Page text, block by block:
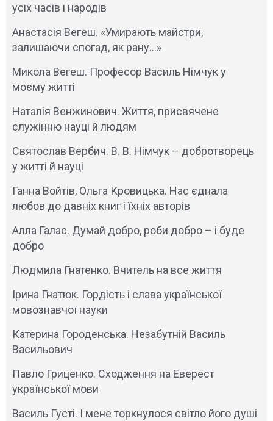
усіх часів і народів
Анастасія Вегеш. «Умирають майстри,
залишаючи спогад, як рану…»
Микола Вегеш. Професор Василь Німчук у
моєму житті
Наталія Венжинович. Життя, присвячене
служінню науці й людям
Святослав Вербич. В. В. Німчук – добротворець
у житті й науці
Ганна Войтів, Ольга Кровицька. Нас єднала
любов до давніх книг і їхніх авторів
Алла Галас. Думай добро, роби добро – і буде
добро
Людмила Гнатенко. Вчитель на все життя
Ірина Гнатюк. Гордість і слава української
мовознавчої науки
Катерина Городенська. Незабутній Василь
Васильович
Павло Гриценко. Сходження на Еверест
української мови
Василь Густі. І мене торкнулося світло його душі